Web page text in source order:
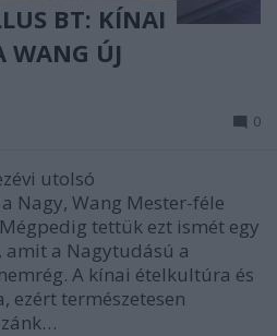
BT: KÍNAI
WANG ÚJ
0
utolsó
Nagy, Wang Mester-féle
tettük ezt ismét egy
a Nagytudású a
A kínai ételkultúra és
ezért természetesen